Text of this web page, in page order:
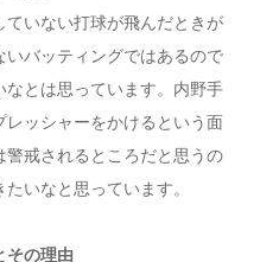
いない打球が飛んだときが
バッティングではあるので
なとは思っています。内野手
ッシャーをかけるという面
戒されるところだと思うの
いなと思っています。
その理由